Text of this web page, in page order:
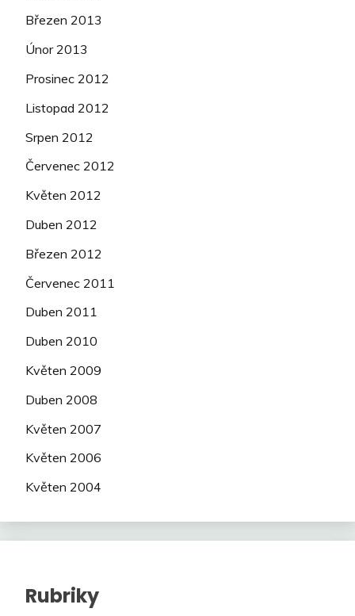
Březen 2013
Únor 2013
Prosinec 2012
Listopad 2012
Srpen 2012
Červenec 2012
Květen 2012
Duben 2012
Březen 2012
Červenec 2011
Duben 2011
Duben 2010
Květen 2009
Duben 2008
Květen 2007
Květen 2006
Květen 2004
Rubriky